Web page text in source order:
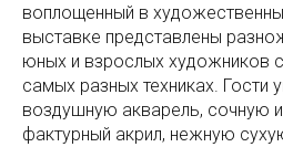
воплощенный в
выставке представлены
юных и взрослых художников
самых разных техниках. Гости
воздушную акварель, сочную
фактурный акрил, нежную